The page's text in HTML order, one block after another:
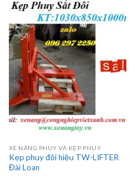
XE NÂNG PHUY VÀ KẸP PHUY
Kẹp phuy đôi hiệu TW-LIFTER
Đài Loan